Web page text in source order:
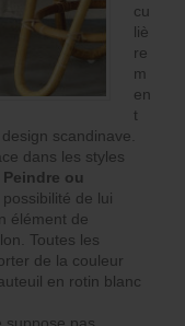
cu
liè
re
m
en
t
scandinave.
dans les styles
Peindre ou
possibilité de lui
élément de
Toutes les
de la couleur
en rotin blanc